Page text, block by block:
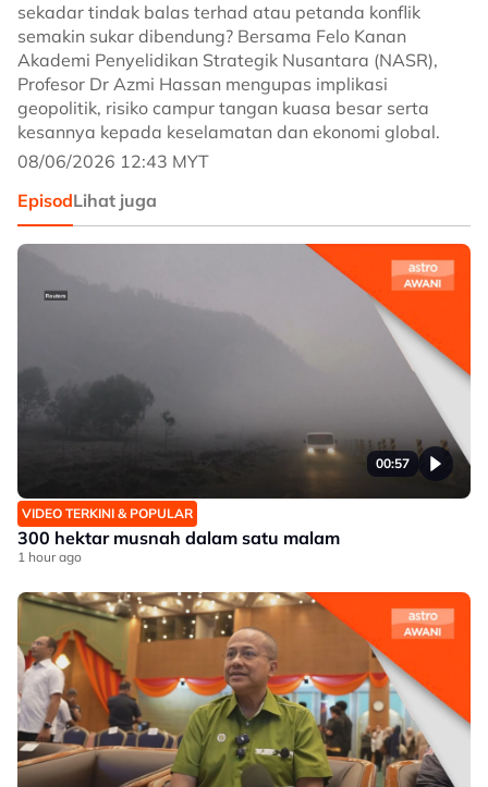
sekadar tindak balas terhad atau petanda konflik
semakin sukar dibendung? Bersama Felo Kanan
Akademi Penyelidikan Strategik Nusantara (NASR),
Profesor Dr Azmi Hassan mengupas implikasi
geopolitik, risiko campur tangan kuasa besar serta
kesannya kepada keselamatan dan ekonomi global.
08/06/2026 12:43 MYT
EpisodLihat juga
00:57
VIDEO TERKINI & POPULAR
300 hektar musnah dalam satu malam
1 hour ago